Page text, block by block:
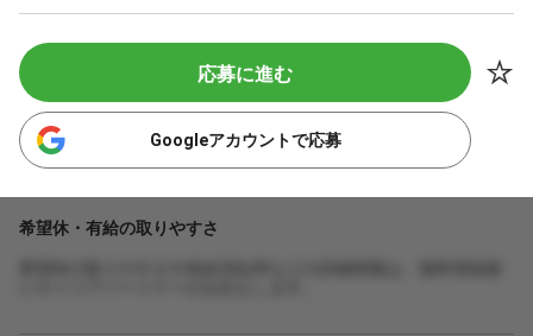
応募に進む
Googleアカウントで応募
希望休・有給の取りやすさ